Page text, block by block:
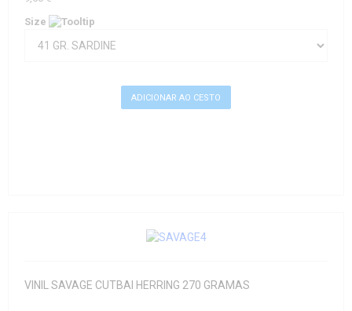
Size
VINIL SAVAGE CUTBAI HERRING 270 GRAMAS